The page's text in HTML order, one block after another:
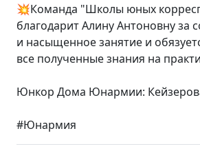
💥Команда "Школы юных
благодарит Алину Антоновну за
и насыщенное занятие и
все полученные знания на
Юнкор Дома Юнармии:
#Юнармия